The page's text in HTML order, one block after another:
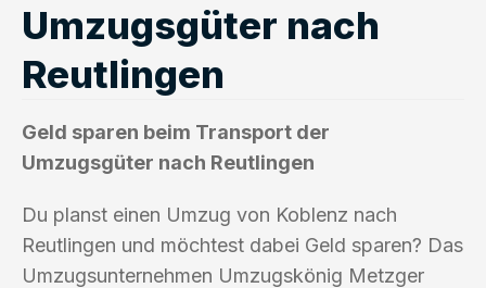
Umzugsgüter nach
Reutlingen
Geld sparen beim Transport der
Umzugsgüter nach Reutlingen
Du planst einen Umzug von Koblenz nach
Reutlingen und möchtest dabei Geld sparen? Das
Umzugsunternehmen Umzugskönig Metzger